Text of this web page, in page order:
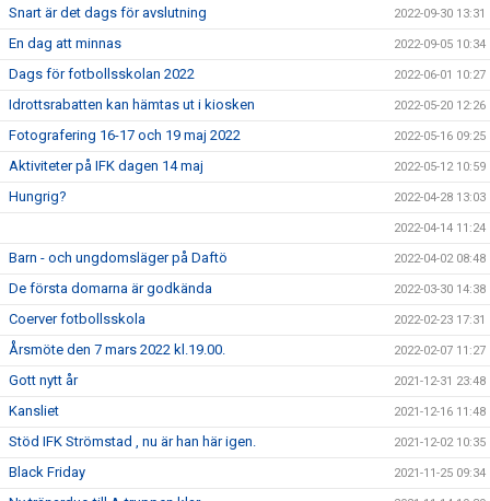
Snart är det dags för avslutning 2022-09-30 13:31
En dag att minnas 2022-09-05 10:34
Dags för fotbollsskolan 2022 2022-06-01 10:27
Idrottsrabatten kan hämtas ut i kiosken 2022-05-20 12:26
Fotografering 16-17 och 19 maj 2022 2022-05-16 09:25
Aktiviteter på IFK dagen 14 maj 2022-05-12 10:59
Hungrig? 2022-04-28 13:03
2022-04-14 11:24
Barn - och ungdomsläger på Daftö 2022-04-02 08:48
De första domarna är godkända 2022-03-30 14:38
Coerver fotbollsskola 2022-02-23 17:31
Årsmöte den 7 mars 2022 kl.19.00. 2022-02-07 11:27
Gott nytt år 2021-12-31 23:48
Kansliet 2021-12-16 11:48
Stöd IFK Strömstad , nu är han här igen. 2021-12-02 10:35
Black Friday 2021-11-25 09:34